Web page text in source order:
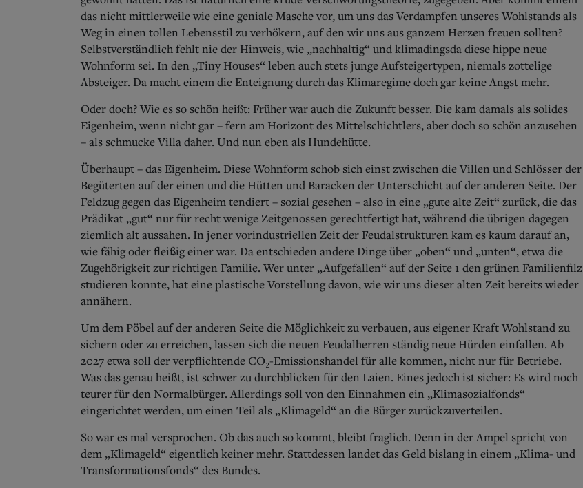
das nicht mittlerweile wie eine geniale Masche vor, um uns das Verdampfen unseres Wohlstands als
Weg in einen tollen Lebensstil zu verhökern, auf den wir uns aus ganzem Herzen freuen sollten?
Selbstverständlich fehlt nie der Hinweis, wie „nachhaltig“ und klimadingsda diese hippe neue
Wohnform sei. In den „Tiny Houses“ leben auch stets junge Aufsteigertypen, niemals zottelige
Absteiger. Da macht einem die Enteignung durch das Klimaregime doch gar keine Angst mehr.
Oder doch? Wie es so schön heißt: Früher war auch die Zukunft besser. Die kam damals als solides
Eigenheim, wenn nicht gar – fern am Horizont des Mittelschichtlers, aber doch so schön anzusehen
– als schmucke Villa daher. Und nun eben als Hundehütte.
Überhaupt – das Eigenheim. Diese Wohnform schob sich einst zwischen die Villen und Schlösser der
Begüterten auf der einen und die Hütten und Baracken der Unterschicht auf der anderen Seite. Der
Feldzug gegen das Eigenheim tendiert – sozial gesehen – also in eine „gute alte Zeit“ zurück, die das
Prädikat „gut“ nur für recht wenige Zeitgenossen gerechtfertigt hat, während die übrigen dagegen
ziemlich alt aussahen. In jener vorindustriellen Zeit der Feudalstrukturen kam es kaum darauf an,
wie fähig oder fleißig einer war. Da entschieden andere Dinge über „oben“ und „unten“, etwa die
Zugehörigkeit zur richtigen Familie. Wer unter „Aufgefallen“ auf der Seite 1 den grünen Familienfilz
studieren konnte, hat eine plastische Vorstellung davon, wie wir uns dieser alten Zeit bereits wieder
annähern.
Um dem Pöbel auf der anderen Seite die Möglichkeit zu verbauen, aus eigener Kraft Wohlstand zu
sichern oder zu erreichen, lassen sich die neuen Feudalherren ständig neue Hürden einfallen. Ab
2027 etwa soll der verpflichtende CO₂-Emissionshandel für alle kommen, nicht nur für Betriebe.
Was das genau heißt, ist schwer zu durchblicken für den Laien. Eines jedoch ist sicher: Es wird noch
teurer für den Normalbürger. Allerdings soll von den Einnahmen ein „Klimasozialfonds“
eingerichtet werden, um einen Teil als „Klimageld“ an die Bürger zurückzuverteilen.
So war es mal versprochen. Ob das auch so kommt, bleibt fraglich. Denn in der Ampel spricht von
dem „Klimageld“ eigentlich keiner mehr. Stattdessen landet das Geld bislang in einem „Klima- und
Transformationsfonds“ des Bundes.